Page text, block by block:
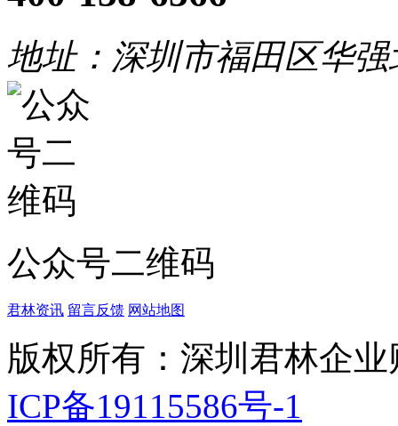
地址：深圳市福田区华
公众号二维码
君林资讯 留言反馈 网站地图
版权所有：深圳君林企
ICP备19115586号-1